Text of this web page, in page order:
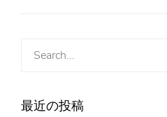
最近の投稿